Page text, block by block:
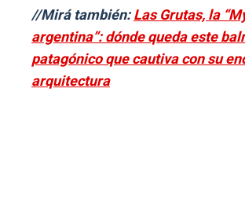
//Mirá también:Las Grutas, la
argentina”: dónde queda este
patagónico que cautiva con su
arquitectura